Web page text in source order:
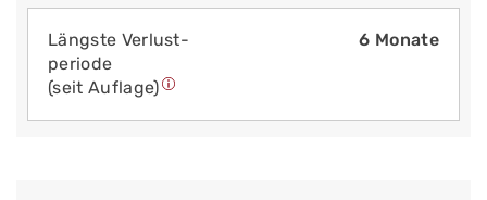
Längste Verlust­
periode
(seit Auflage)
6 Monate